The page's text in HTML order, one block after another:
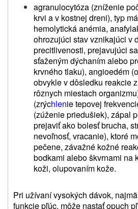
agranulocytóza (zníženie
krvi a v kostnej dreni), typ
hemolytická anémia,
ohrozujúci stav vznikajúci v
precitlivenosti, prejavujúci
sťaženým dýchaním alebo
krvného tlaku), angioedém
obvykle v dôsledku reakcie
rôznych miestach
(zrýchlenie tepovej
(zúženie priedušiek), zápal
prejaviť ako bolesť brucha,
nevoľnosť, vracanie), ktoré
pečene, závažné kožné
bodkami alebo škvrnami na
koži, olupovaním kože.
Pri užívaní vysokých dávok,
funkcie pľúc, môže nastať opuch